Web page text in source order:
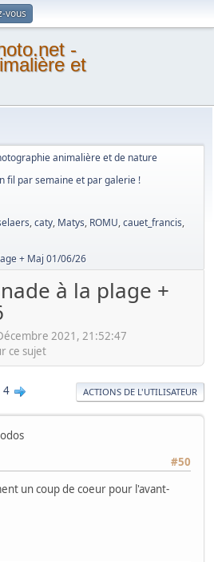
vous
-
et
animalière et de nature
fil par semaine et par galerie !
,caty, Matys, ROMU,cauet_francis,
+ Maj 01/06/26
à la plage +
2021, 21:52:47
ce sujet
4 ACTIONS DE L'UTILISATEUR
#50
un coup de coeur pour l'avant-